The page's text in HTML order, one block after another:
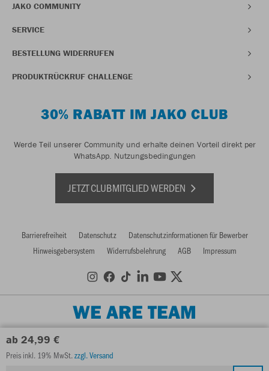
ab 24,99 €
Preis inkl. 19% MwSt.zzgl. Versand
JAKO COMMUNITY
SERVICE
BESTELLUNG WIDERRUFEN
PRODUKTRÜCKRUF CHALLENGE
30% RABATT IM JAKO CLUB
Werde Teil unserer Community und erhalte deinen Vorteil direkt per
WhatsApp. Nutzungsbedingungen
JETZT CLUBMITGLIED WERDEN
Barrierefreiheit Datenschutz
Datenschutzinformationen für Bewerber
Hinweisgebersystem
Widerrufsbelehrung AGB Impressum
WE ARE TEAM